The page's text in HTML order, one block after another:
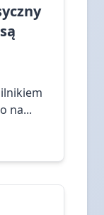
na...